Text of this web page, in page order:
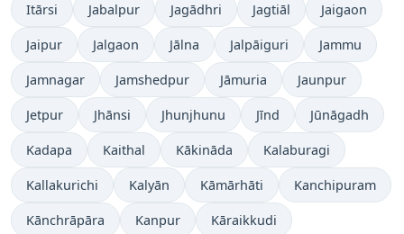
Itārsi Jabalpur Jagādhri Jagtiāl Jaigaon
Jaipur Jalgaon Jālna Jalpāiguri Jammu
Jamnagar Jamshedpur Jāmuria Jaunpur
Jetpur Jhānsi Jhunjhunu Jīnd Jūnāgadh
Kadapa Kaithal Kākināda Kalaburagi
Kallakurichi Kalyān Kāmārhāti Kanchipuram
Kānchrāpāra Kanpur Kāraikkudi